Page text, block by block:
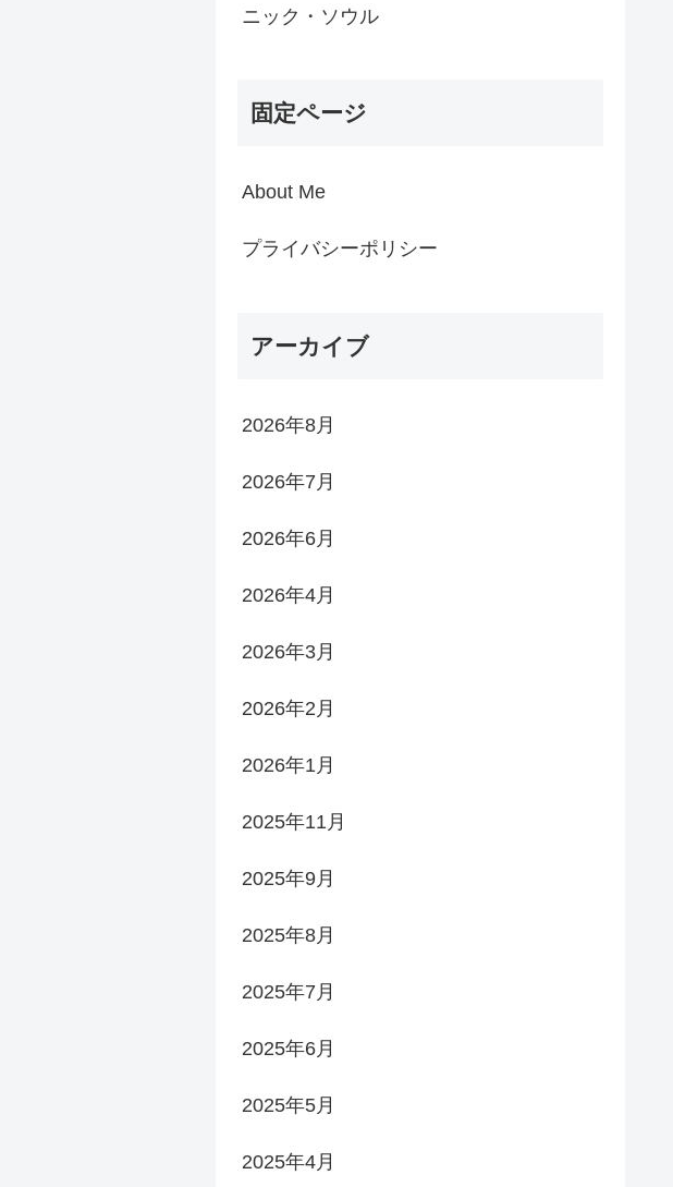
ニック・ソウル
固定ページ
About Me
プライバシーポリシー
アーカイブ
2026年8月
2026年7月
2026年6月
2026年4月
2026年3月
2026年2月
2026年1月
2025年11月
2025年9月
2025年8月
2025年7月
2025年6月
2025年5月
2025年4月